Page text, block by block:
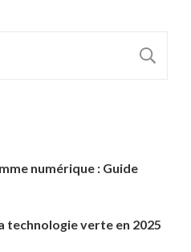
numérique : Guide
technologie verte en 2025